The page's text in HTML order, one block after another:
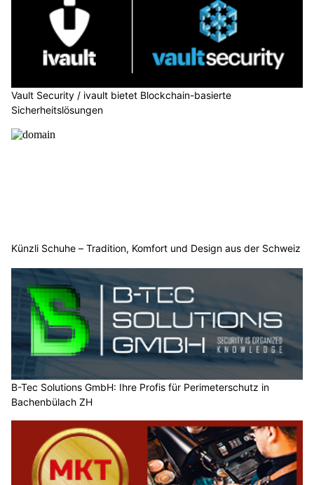
Vault Security / ivault bietet Blockchain-basierte
Sicherheitslösungen
Künzli Schuhe – Tradition, Komfort und Design aus der Schweiz
B-Tec Solutions GmbH: Ihre Profis für Perimeterschutz in
Bachenbülach ZH